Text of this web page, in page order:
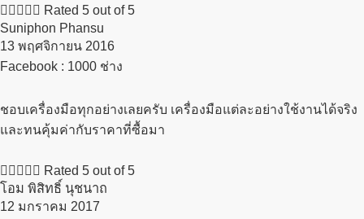
     Rated 5 out of 5
Suniphon Phansu
13 พฤศจิกายน 2016​
Facebook : 1000 ช่าง
ชอบเครื่องมือทุกอย่างเลยครับ เครื่องมือแต่ละอย่างใช้งานได้จริง
และทนคุ้มค่ากับราคาที่ซื้อมา
     Rated 5 out of 5
โอม พิสิทธิ์ นุชนาถ
12 มกราคม 2017​